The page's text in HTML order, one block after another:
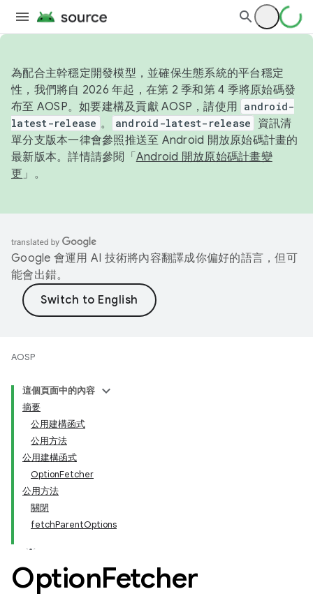
為配合主幹穩定開發模型，並確保生態系統的平台穩定
性，我們將自 2026 年起，在第 2 季和第 4 季將原始碼發
布至 AOSP。如要建構及貢獻 AOSP，請使用 android-
latest-release 。 android-latest-release
資訊清
單分支版本一律會參照推送至 Android 開放原始碼計畫的
最新版本。詳情請參閱「 Android 開放原始碼計畫變
更 」。
Google 會運用 AI 技術將內容翻譯成你偏好的語言，但可
能會出錯。
AOSP
這個頁面中的內容
摘要
公用建構函式
公用方法
公用建構函式
OptionFetcher
公用方法
關閉
fetchParentOptions
OptionFetcher